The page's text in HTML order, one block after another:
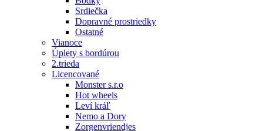
Srdiečka
Dopravné prostriedky
Ostatné
Vianoce
Úplety s bordúrou
2.trieda
Licencované
Monster s.r.o
Hot wheels
Leví kráľ
Nemo a Dory
Zorgenvriendjes